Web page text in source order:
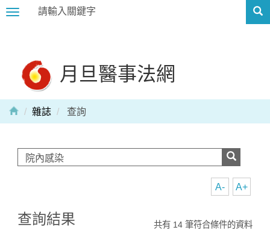
Toggle
月旦醫事法網
雜誌 查詢
A+
A-
查詢結果 共有 14 筆符合條件的資料